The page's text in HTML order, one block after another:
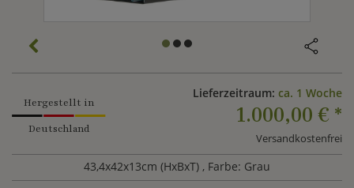
Hergestellt in
Deutschland
Lieferzeitraum: ca. 1 Woche
1.000,00 € *
Versandkostenfrei
43,4x42x13cm (HxBxT) , Farbe: Grau